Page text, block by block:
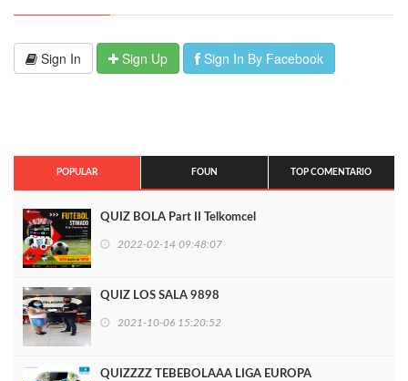
Sign In Sign Up Sign In By Facebook
POPULAR FOUN TOP COMENTARIO
QUIZ BOLA Part II Telkomcel
2022-02-14 09:48:07
QUIZ LOS SALA 9898
2021-10-06 15:20:52
QUIZZZZ TEBEBOLAAA LIGA EUROPA